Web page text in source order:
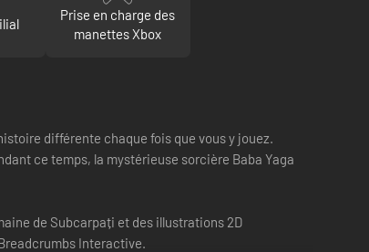
Prise en charge des
manettes Xbox
différente chaque fois que vous y jouez.
ce temps, la mystérieuse sorcière Baba Yaga
de Subcarpați et des illustrations 2D
Interactive.